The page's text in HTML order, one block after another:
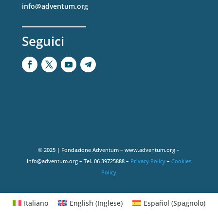
info@adventum.org
Seguici
© 2025 | Fondazione Adventum – www.adventum.org –
info@adventum.org – Tel. 06 39725888 – Privacy Policy– Cookies
Policy
Italiano English (Inglese) Español (Spagnolo)